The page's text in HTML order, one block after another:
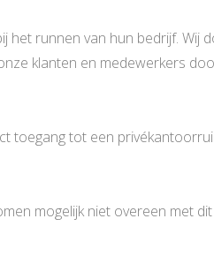
runnen van hun bedrijf. Wij
klanten en medewerkers
toegang tot een
mogelijk niet overeen met